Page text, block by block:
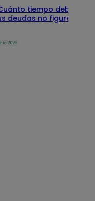
tiempo debe pasar
deudas no figuren en su
2025